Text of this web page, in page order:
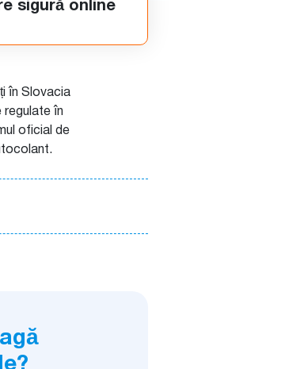
sigură online
în Slovacia
regulate în
oficial de